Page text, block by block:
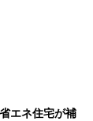
エネ住宅が補